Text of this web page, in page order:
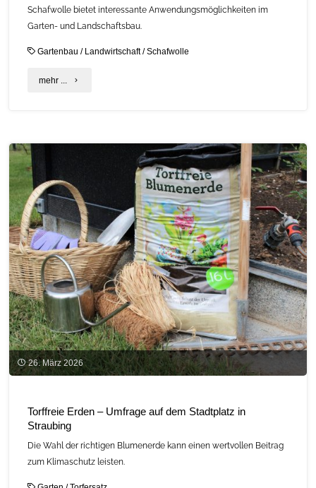
Schafwolle bietet interessante Anwendungsmöglichkeiten im
Garten- und Landschaftsbau.
Gartenbau / Landwirtschaft/Schafwolle
mehr ... "C.A.R.M.E.N.-
und
Landschaftsbau“
am
20.05.2026"
26. März 2026
Torffreie Erden – Umfrage auf dem Stadtplatz in
Straubing
Die Wahl der richtigen Blumenerde kann einen wertvollen Beitrag
zum Klimaschutz leisten.